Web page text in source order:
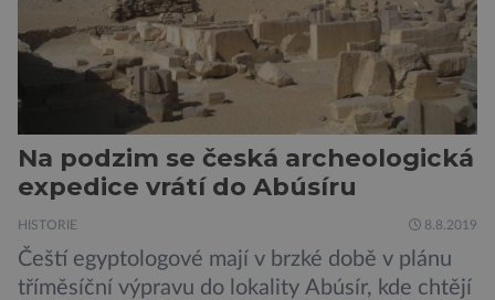
Na podzim se česká archeologická
expedice vrátí do Abúsíru
HISTORIE 8.8.2019
Čeští egyptologové mají v brzké době v plánu
tříměsíční výpravu do lokality Abúsír, kde chtějí